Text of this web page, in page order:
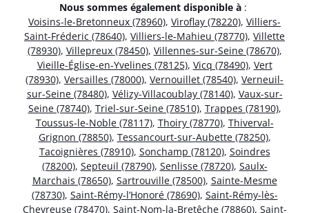
Nous sommes également disponible à :
Voisins-le-Bretonneux (78960), Viroflay (78220), Villiers-
Saint-Fréderic (78640), Villiers-le-Mahieu (78770), Villette
(78930), Villepreux (78450), Villennes-sur-Seine (78670),
Vieille-Église-en-Yvelines (78125), Vicq (78490), Vert
(78930), Versailles (78000), Vernouillet (78540), Verneuil-
sur-Seine (78480), Vélizy-Villacoublay (78140), Vaux-sur-
Seine (78740), Triel-sur-Seine (78510), Trappes (78190),
Toussus-le-Noble (78117), Thoiry (78770), Thiverval-
Grignon (78850), Tessancourt-sur-Aubette (78250),
Tacoignières (78910), Sonchamp (78120), Soindres
(78200), Septeuil (78790), Senlisse (78720), Saulx-
Marchais (78650), Sartrouville (78500), Sainte-Mesme
(78730), Saint-Rémy-l’Honoré (78690), Saint-Rémy-lès-
Chevreuse (78470), Saint-Nom-la-Bretêche (78860), Saint-